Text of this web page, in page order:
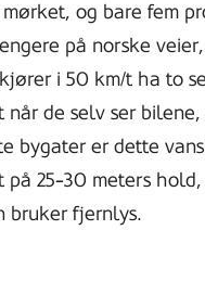
og bare fem
på norske
i 50 km/t ha to
de selv ser
bygater er dette
på 25-30 meters
bruker fjernlys.